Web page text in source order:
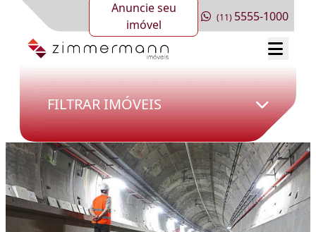
Anuncie seu
imóvel
(11) 5555-1000
FILTRAR IMÓVEIS